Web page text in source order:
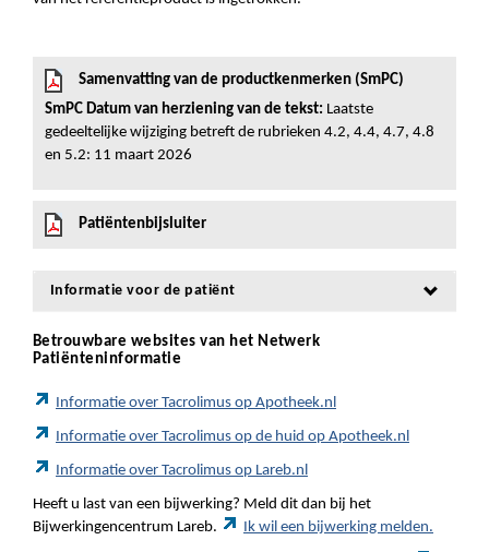
Samenvatting van de productkenmerken (SmPC)
SmPC Datum van herziening van de tekst: Laatste
gedeeltelijke wijziging betreft de rubrieken 4.2, 4.4, 4.7, 4.8
en 5.2: 11 maart 2026
Patiëntenbijsluiter
Informatie voor de patiënt
Betrouwbare websites van het Netwerk
Patiënteninformatie
Informatie over Tacrolimus op Apotheek.nl
Informatie over Tacrolimus op de huid op Apotheek.nl
Informatie over Tacrolimus op Lareb.nl
Heeft u last van een bijwerking? Meld dit dan bij het
Bijwerkingencentrum Lareb.
Ik wil een bijwerking melden.